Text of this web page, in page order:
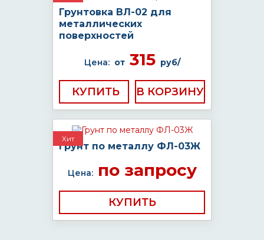
Грунтовка ВЛ-02 для
металлических
поверхностей
Цена: от315 руб/
КУПИТЬ
Хит
Грунт по металлу ФЛ-03Ж
Цена:по запросу
КУПИТЬ